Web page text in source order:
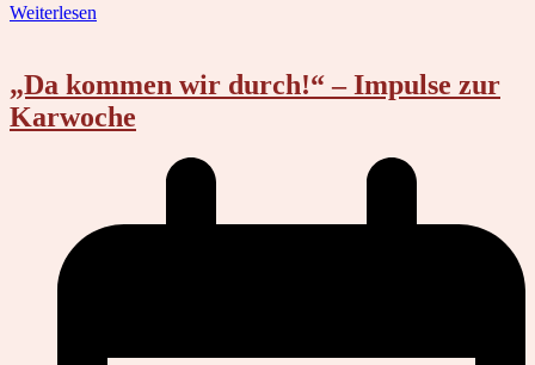
Weiterlesen
„Da kommen wir durch!“ – Impulse zur
Karwoche